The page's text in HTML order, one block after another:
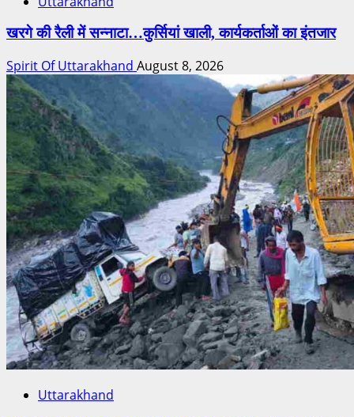
खरगे की रैली में सन्नाटा…कुर्सियां खाली, कार्यकर्ताओं का इंतजार
Spirit Of Uttarakhand August 8, 2026
Uttarakhand